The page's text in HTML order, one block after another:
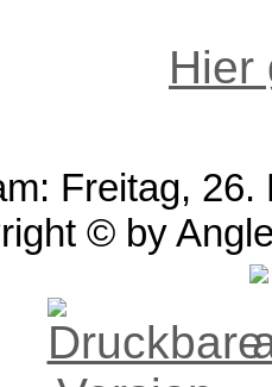
Hier
Freitag,
© by